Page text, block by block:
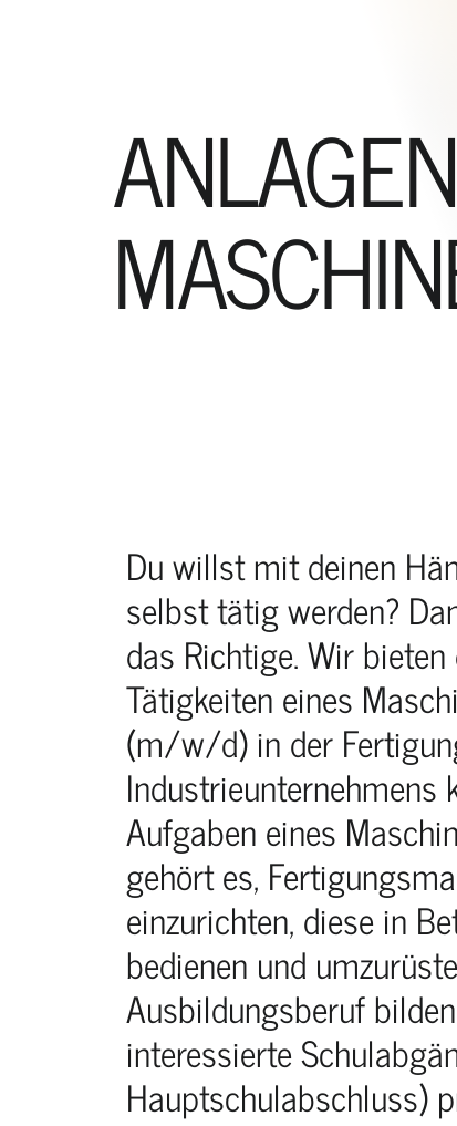
Du willst mit deinen
selbst tätig werden?
das Richtige. Wir
Tätigkeiten eines
(m/w/d) in der
Industrieunternehmens
Aufgaben eines
gehört es,
einzurichten, diese in
bedienen und
Ausbildungsberuf
interessierte
Hauptschulabschluss)